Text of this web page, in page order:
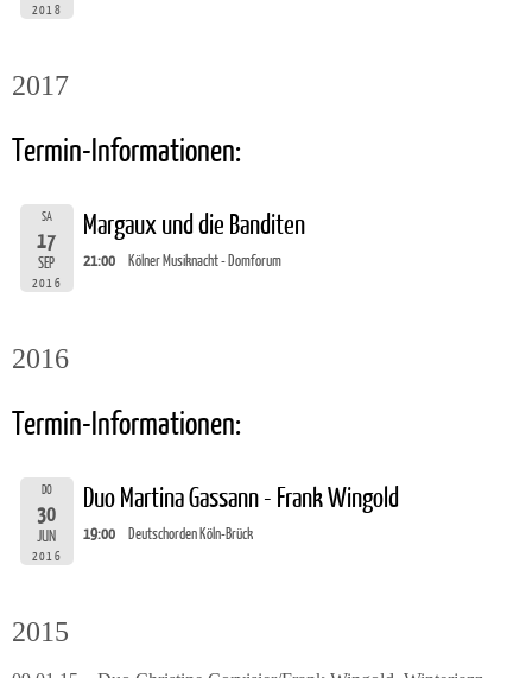
2018
2017
Termin-Informationen:
SA
17
SEP
2016
Margaux und die Banditen
21:00 Kölner Musiknacht - Domforum
2016
Termin-Informationen:
DO
30
JUN
2016
Duo Martina Gassann - Frank Wingold
19:00 Deutschorden Köln-Brück
2015